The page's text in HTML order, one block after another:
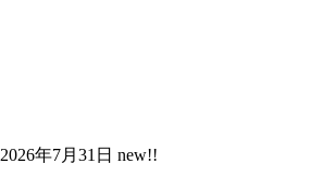
2026年7月31日 new!!